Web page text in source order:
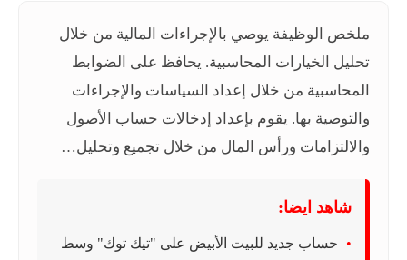
ملخص الوظيفة يوصي بالإجراءات المالية من خلال
تحليل الخيارات المحاسبية. يحافظ على الضوابط
المحاسبية من خلال إعداد السياسات والإجراءات
والتوصية بها. يقوم بإعداد إدخالات حساب الأصول
والالتزامات ورأس المال من خلال تجميع وتحليل…
شاهد ايضا:
حساب جديد للبيت الأبيض على "تيك توك" وسط